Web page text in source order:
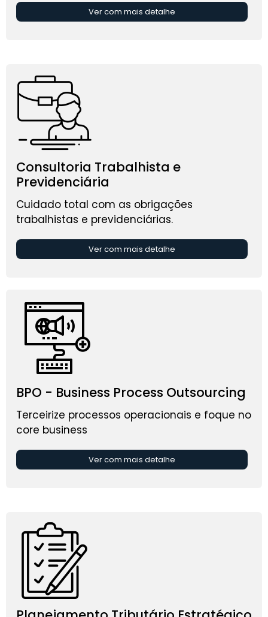
Ver com mais detalhe
Consultoria Trabalhista e
Previdenciária
Cuidado total com as obrigações
trabalhistas e previdenciárias.
Ver com mais detalhe
BPO - Business Process Outsourcing
Terceirize processos operacionais e foque no
core business
Ver com mais detalhe